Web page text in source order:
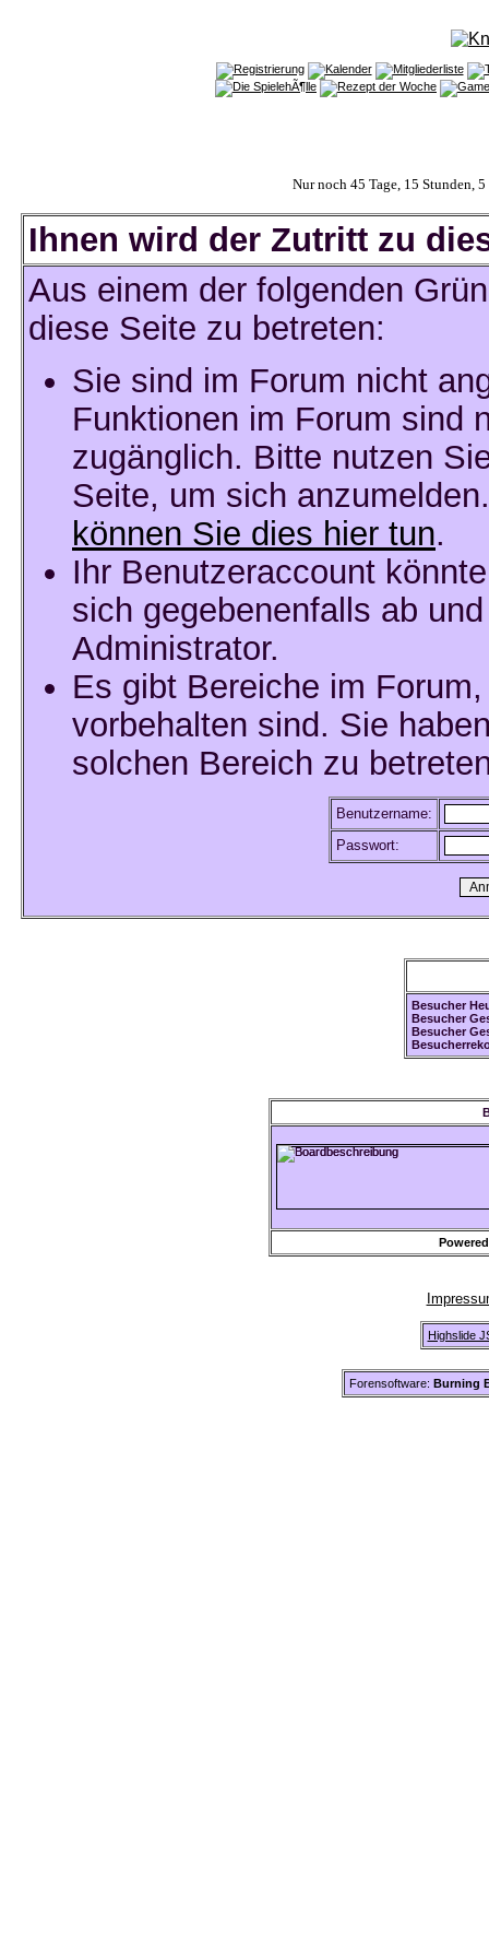
Nur noch 45 Tage, 15 Stunden,
Ihnen wird der Zutritt zu
Aus einem der folgenden
diese Seite zu betreten:
Sie sind im Forum nicht
Funktionen im Forum sind
zugänglich. Bitte nutzen
Seite, um sich
können Sie dies hier tun.
Ihr Benutzeraccount
sich gegebenenfalls ab
Administrator.
Es gibt Bereiche im
vorbehalten sind. Sie
solchen Bereich zu
Benutzername:
Passwort:
Besucher
Besucher
Besucher
Highslide
Forensoftware: Burning